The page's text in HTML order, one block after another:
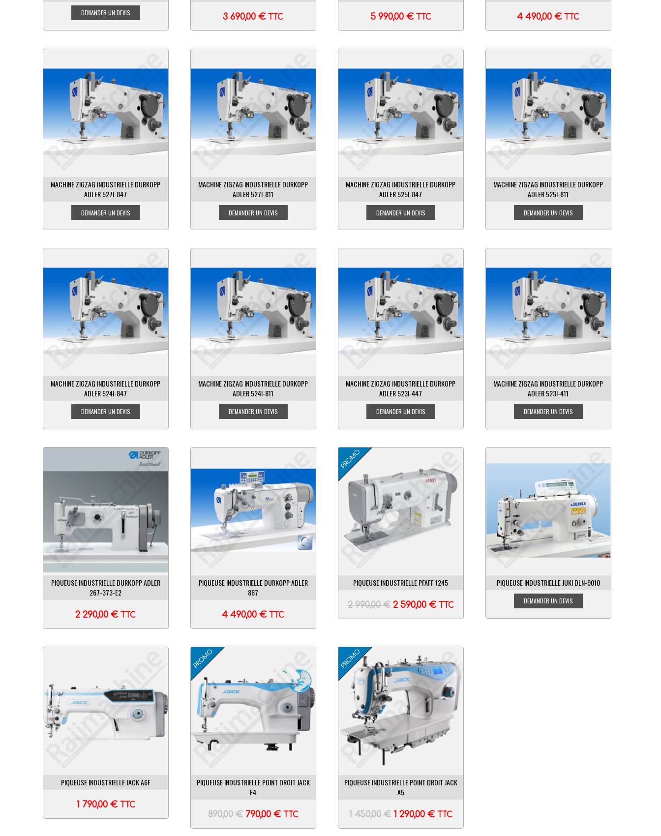
3 690,00€ TTC 5 990,00 € TTC 4 490,00€ TTC
MACHINE ZIGZAG INDUSTRIELLE DURKOPP
ADLER 527I-847
MACHINE ZIGZAG INDUSTRIELLE DURKOPP
ADLER 527I-811
MACHINE ZIGZAG INDUSTRIELLE DURKOPP
ADLER 525I-847
MACHINE ZIGZAG INDUSTRIELLE DURKOPP
ADLER 525I-811
MACHINE ZIGZAG INDUSTRIELLE DURKOPP
ADLER 524I-847
MACHINE ZIGZAG INDUSTRIELLE DURKOPP
ADLER 524I-811
MACHINE ZIGZAG INDUSTRIELLE DURKOPP
ADLER 523I-447
MACHINE ZIGZAG INDUSTRIELLE DURKOPP
ADLER 523I-411
PIQUEUSE INDUSTRIELLE DURKOPP ADLER
267-373-E2
2 290,00€ TTC
PIQUEUSE INDUSTRIELLE DURKOPP ADLER
867
4 490,00€ TTC
PIQUEUSE INDUSTRIELLE PFAFF 1245
2 990,00€ 2 590,00 € TTC
PIQUEUSE INDUSTRIELLE JUKI DLN-9010
PIQUEUSE INDUSTRIELLE JACK A6F
1 790,00 € TTC
PIQUEUSE INDUSTRIELLE POINT DROIT JACK
F4
890,00€ 790,00 € TTC
PIQUEUSE INDUSTRIELLE POINT DROIT JACK
A5
1 450,00€ 1 290,00€ TTC